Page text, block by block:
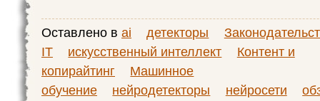
Оставлено в ai детекторы
IT
искусственный интеллект
Контент и
копирайтинг
Машинное
обучение
нейродетекторы нейросети